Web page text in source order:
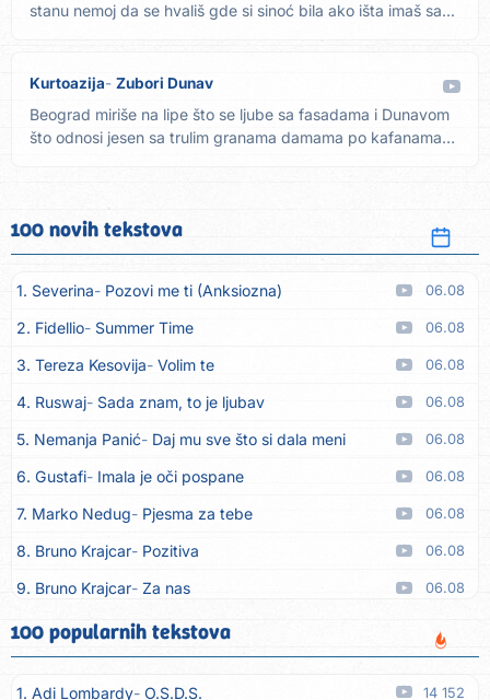
stanu nemoj da se hvališ gde si sinoć bila ako išta imaš sa...
Kurtoazija Zubori Dunav
Beograd miriše na lipe što se ljube sa fasadama i Dunavom
što odnosi jesen sa trulim granama damama po kafanama
100 novih tekstova
1. Severina Pozovi me ti (Anksiozna) 06.08
2. Fidellio Summer Time 06.08
3. Tereza Kesovija Volim te 06.08
4. Ruswaj Sada znam, to je ljubav 06.08
5. Nemanja Panić Daj mu sve što si dala meni 06.08
6. Gustafi Imala je oči pospane 06.08
7. Marko Nedug Pjesma za tebe 06.08
8. Bruno Krajcar Pozitiva 06.08
9. Bruno Krajcar Za nas 06.08
10. Tereza Kesovija Da li ću moći
11. Lidija Bačić Neka se vino toči (Nazdravlje) 06.08
100 popularnih tekstova
1. Adi Lombardy O.S.D.S. 14 152